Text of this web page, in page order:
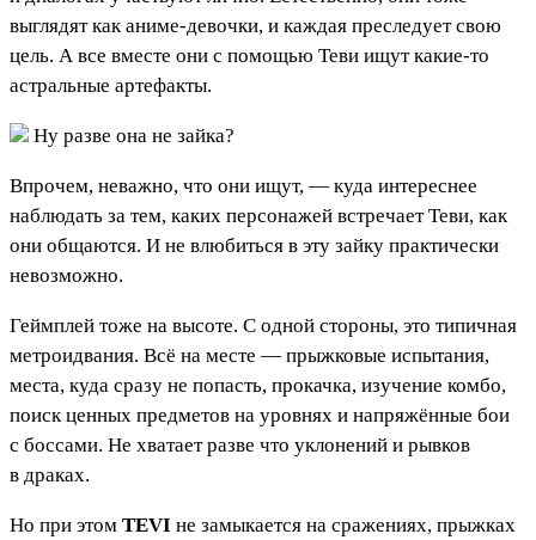
выглядят как аниме-девочки, и каждая преследует свою
цель. А все вместе они с помощью Теви ищут какие-то
астральные артефакты.
Ну разве она не зайка?
Впрочем, неважно, что они ищут, — куда интереснее
наблюдать за тем, каких персонажей встречает Теви, как
они общаются. И не влюбиться в эту зайку практически
невозможно.
Геймплей тоже на высоте. С одной стороны, это типичная
метроидвания. Всё на месте — прыжковые испытания,
места, куда сразу не попасть, прокачка, изучение комбо,
поиск ценных предметов на уровнях и напряжённые бои
с боссами. Не хватает разве что уклонений и рывков
в драках.
Но при этом TEVI не замыкается на сражениях, прыжках